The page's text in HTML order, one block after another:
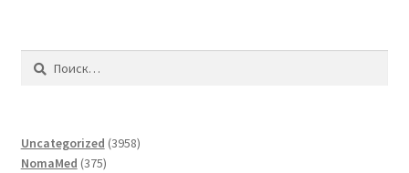
Найти:
Uncategorized 39583958
NomaMed 375375